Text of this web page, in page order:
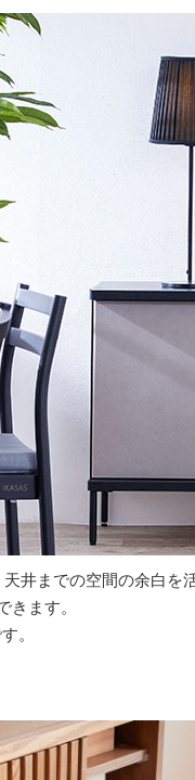
井までの空間の余白
きます。
。